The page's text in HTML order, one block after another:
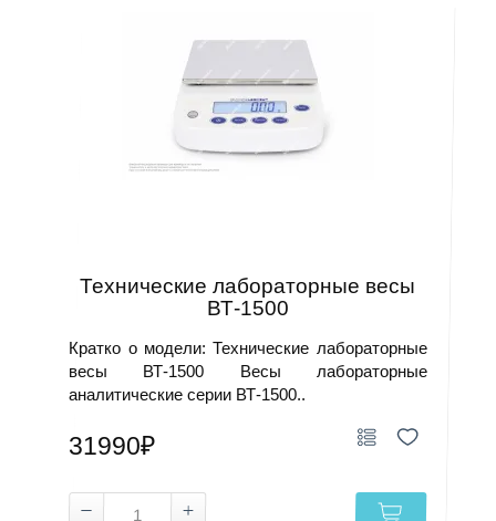
Технические лабораторные весы
ВТ-1500
Кратко о модели: Технические лабораторные
весы ВТ-1500 Весы лабораторные
аналитические серии ВТ-1500..
31990₽